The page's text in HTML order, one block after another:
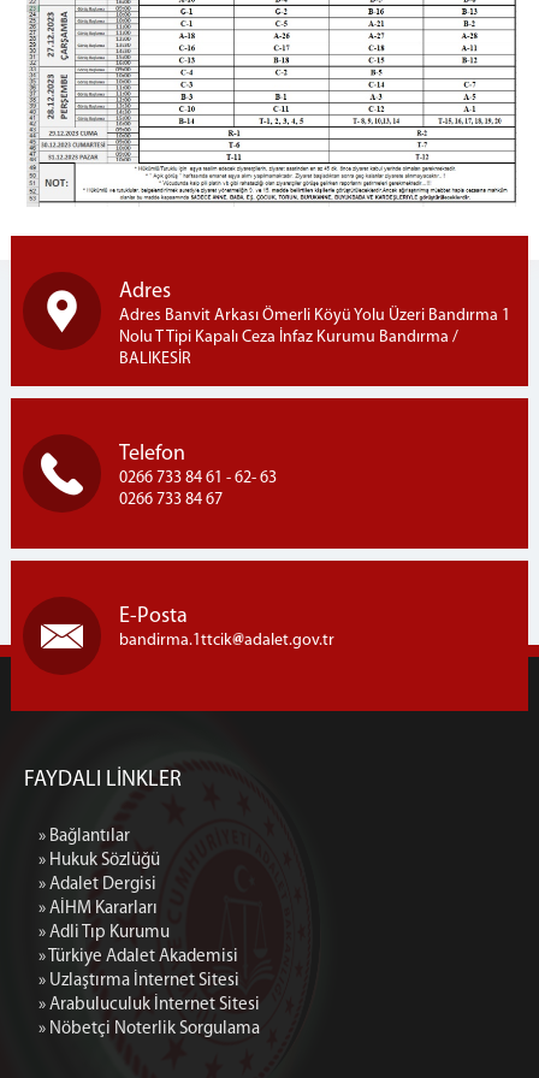
Telefon İşlemleri
Telefon Görüşme Yönetmeliği
Ziyaret İşlemleri
Ziyaret Kuralları
Ziyaret Yönetmeliği
Ziyaret Programı
Açık Ziyaret
Fotoğraf Galerisi
İletişim
Adres
Adres Banvit Arkası Ömerli Köyü Yolu Üzeri Bandırma 1
Nolu T Tipi Kapalı Ceza İnfaz Kurumu Bandırma /
BALIKESİR
Telefon
0266 733 84 61 - 62- 63
0266 733 84 67
E-Posta
bandirma.1ttcik adalet.gov.tr
FAYDALI LİNKLER
» Bağlantılar
» Hukuk Sözlüğü
» Adalet Dergisi
» AİHM Kararları
» Adli Tıp Kurumu
» Türkiye Adalet Akademisi
» Uzlaştırma İnternet Sitesi
» Arabuluculuk İnternet Sitesi
» Nöbetçi Noterlik Sorgulama